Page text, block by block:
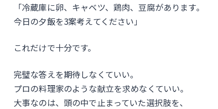
「冷蔵庫に卵、キャベツ、鶏肉、豆腐があります。
今日の夕飯を3案考えてください」
これだけで十分です。
完璧な答えを期待しなくていい。
プロの料理家のような献立を求めなくていい。
大事なのは、頭の中で止まっていた選択肢を、